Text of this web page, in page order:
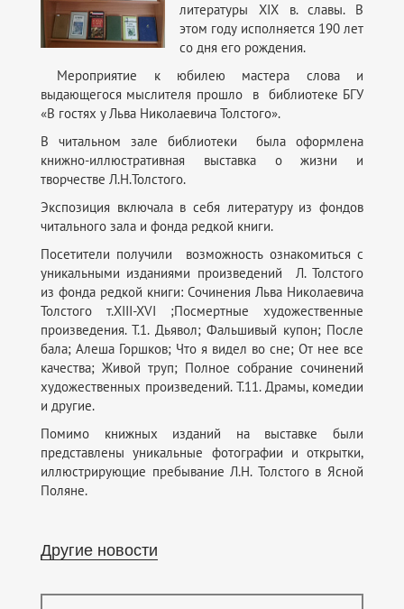
литературы XIX в. славы. В
этом году исполняется 190 лет
со дня его рождения.
Мероприятие к юбилею мастера слова и
выдающегося мыслителя прошло в библиотеке БГУ
«В гостях у Льва Николаевича Толстого».
В читальном зале библиотеки была оформлена
книжно-иллюстративная выставка о жизни и
творчестве Л.Н.Толстого.
Экспозиция включала в себя литературу из фондов
читального зала и фонда редкой книги.
Посетители получили возможность ознакомиться с
уникальными изданиями произведений Л. Толстого
из фонда редкой книги: Сочинения Льва Николаевича
Толстого т.XIII-XVI ;Посмертные художественные
произведения. Т.1. Дьявол; Фальшивый купон; После
бала; Алеша Горшков; Что я видел во сне; От нее все
качества; Живой труп; Полное собрание сочинений
художественных произведений. Т.11. Драмы, комедии
и другие.
Помимо книжных изданий на выставке были
представлены уникальные фотографии и открытки,
иллюстрирующие пребывание Л.Н. Толстого в Ясной
Поляне.
Другие новости